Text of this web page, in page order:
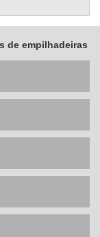
de empilhadeiras